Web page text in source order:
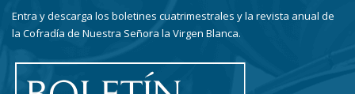
Entra y descarga los boletines cuatrimestrales y la revista anual de
la Cofradía de Nuestra Señora la Virgen Blanca.